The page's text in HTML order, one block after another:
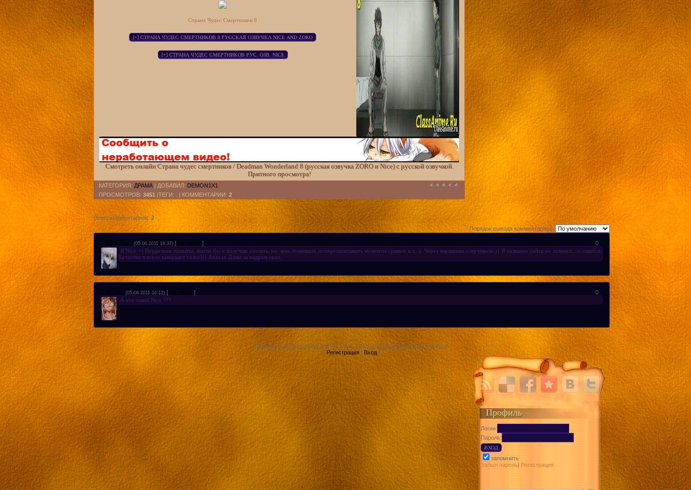
Страна Чудес Смертников 8
Смотреть онлайн Страна чудес смертников / Deadman Wonderland 8 (русская озвучка ZORO и Nice) с русской озвучкой.
Притного просмотра!
КАТЕГОРИЯ: ДРАМА | ДОБАВИЛ: DEMON1X1
ПРОСМОТРОВ: 3451 |ТЕГИ: . | КОММЕНТАРИИ: 2
Всего комментариев: 2
Порядок вывода комментариев:
0
2 Nice-Say (05.06.2011 18:37) [Материал ]
Я Nice =) Неудачная попытка, могли бы и получше сделать, но лень помешала поперезаписывать моменты срывов и т. д. Через наушники озвучивали )) Я название сайта не помнил,...и ошибся.
Качество плохое каверкает голос))) Ахахах Дима за кадром арал..
0
1 Grom (05.06.2011 16:12) [Материал ]
А кто такой Nice ???
Добавлять комментарии могут только зарегистрированные пользователи.
[ Регистрация | Вход ]
Профиль
Логин:
Пароль:
запомнить
Забыл пароль| Регистрация